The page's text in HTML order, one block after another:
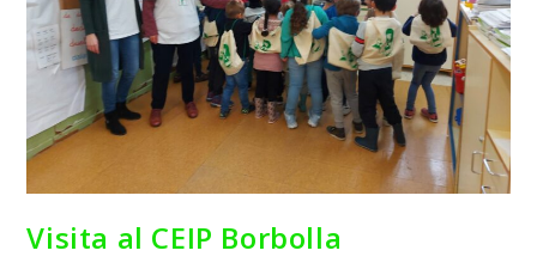
Visita al CEIP Borbolla